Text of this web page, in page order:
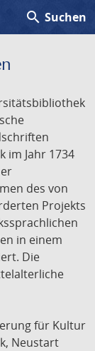
search Suchen
im Jahr 1734
des von
Projekts
in einem
Die
für Kultur
Neustart